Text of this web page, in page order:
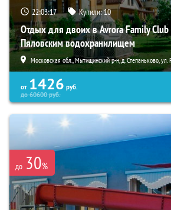
22:03:15 Купили:10
Отдых для двоих в Avrora Family
Пяловским водохранилищем
Московская обл., Мытищинский р-н, д. Степаньково, ул.
от 1426 руб.
до60600руб.
до 30%